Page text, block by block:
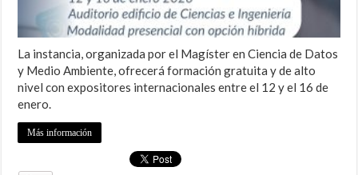
La instancia, organizada por el Magíster en Ciencia de Datos
y Medio Ambiente, ofrecerá formación gratuita y de alto
nivel con expositores internacionales entre el 12 y el 16 de
enero.
Más información